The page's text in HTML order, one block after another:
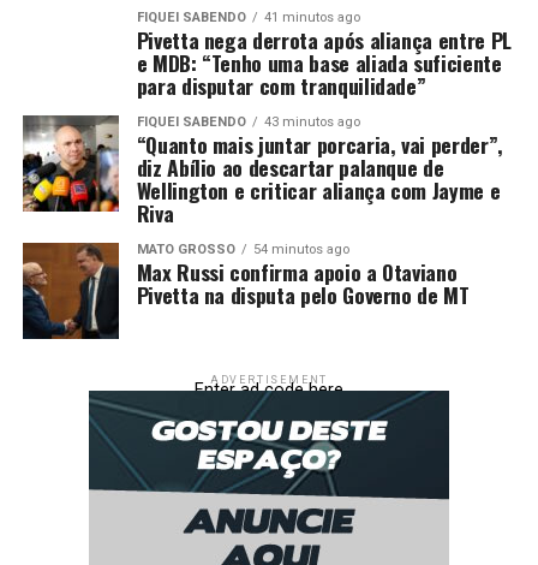
FIQUEI SABENDO 41 minutos ago
Pivetta nega derrota após aliança entre PL
e MDB: “Tenho uma base aliada suficiente
para disputar com tranquilidade”
FIQUEI SABENDO 43 minutos ago
“Quanto mais juntar porcaria, vai perder”,
diz Abílio ao descartar palanque de
Wellington e criticar aliança com Jayme e
Riva
MATO GROSSO 54 minutos ago
Max Russi confirma apoio a Otaviano
Pivetta na disputa pelo Governo de MT
ADVERTISEMENT
Enter ad code here